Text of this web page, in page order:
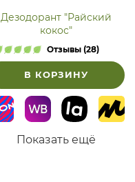
Дезодорант "Райский
кокос"
Отзывы (28)
В КОРЗИНУ
Показать ещё